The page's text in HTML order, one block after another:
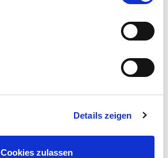
Details zeigen
Cookies zulassen